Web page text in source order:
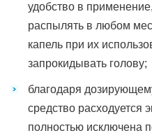
удобство в
распылять в любом
капель при их
запрокидывать голову;
благодаря
средство расходуется
полностью исключена